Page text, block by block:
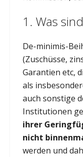
1. Was
De-minimis-
(Zuschüsse,
Garantien etc,
als
auch sonstige
Institutionen
ihrer
nicht
werden und